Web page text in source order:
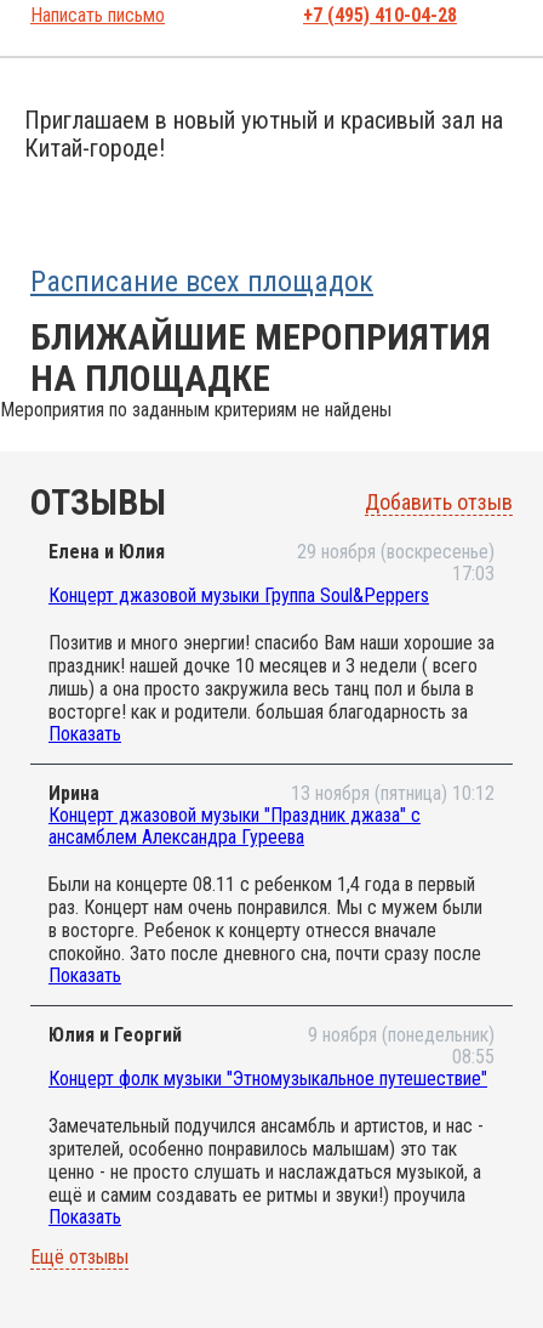
Написать письмо +7 (495) 410-04-28
Приглашаем в новый уютный и красивый зал на
Китай-городе!
Расписание всех площадок
БЛИЖАЙШИЕ МЕРОПРИЯТИЯ
НА ПЛОЩАДКЕ
Мероприятия по заданным критериям не найдены
ОТЗЫВЫ Добавить отзыв
Елена и Юлия
29 ноября (воскресенье)
17:03
Концерт джазовой музыки Группа Soul&Peppers
Позитив и много энергии! спасибо Вам наши хорошие за
праздник! нашей дочке 10 месяцев и 3 недели ( всего
лишь) а она просто закружила весь танц пол и была в
восторге! как и родители. большая благодарность за
такие мероприятия! надеямся на скорые встречи.
Показать
Ирина
13 ноября (пятница) 10:12
Концерт джазовой музыки "Праздник джаза" с
ансамблем Александра Гуреева
Были на концерте 08.11 с ребенком 1,4 года в первый
раз. Концерт нам очень понравился. Мы с мужем были
в восторге. Ребенок к концерту отнесся вначале
спокойно. Зато после дневного сна, почти сразу после
концерта, он проснулся с большой улыбкой и улыбка
еще долго не сходила у него с уст))) Мы очень рады,
что попали к Вам)))) Придем еще)))) Благодарим за
чудесную возможность приобщения маленьких деток к
прекрасной музыке)))))
Показать
Юлия и Георгий
9 ноября (понедельник)
08:55
Концерт фолк музыки "Этномузыкальное путешествие"
Замечательный подучился ансамбль и артистов, и нас -
зрителей, особенно понравилось малышам) это так
ценно - не просто слушать и наслаждаться музыкой, а
ещё и самим создавать ее ритмы и звуки!) проучила
вместе с сыном (1,8 мес) грандиозную подпитку на
доброжелательные и открытые и веселые ребята.
Показать
Ещё отзывы